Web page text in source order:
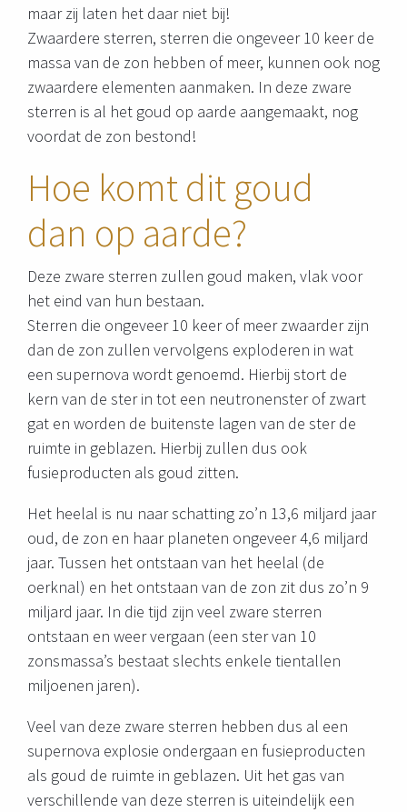
maar zij laten het daar niet bij!
Zwaardere sterren, sterren die ongeveer 10 keer de
massa van de zon hebben of meer, kunnen ook nog
zwaardere elementen aanmaken. In deze zware
sterren is al het goud op aarde aangemaakt, nog
voordat de zon bestond!
Hoe komt dit goud
dan op aarde?
Deze zware sterren zullen goud maken, vlak voor
het eind van hun bestaan.
Sterren die ongeveer 10 keer of meer zwaarder zijn
dan de zon zullen vervolgens exploderen in wat
een supernova wordt genoemd. Hierbij stort de
kern van de ster in tot een neutronenster of zwart
gat en worden de buitenste lagen van de ster de
ruimte in geblazen. Hierbij zullen dus ook
fusieproducten als goud zitten.
Het heelal is nu naar schatting zo’n 13,6 miljard jaar
oud, de zon en haar planeten ongeveer 4,6 miljard
jaar. Tussen het ontstaan van het heelal (de
oerknal) en het ontstaan van de zon zit dus zo’n 9
miljard jaar. In die tijd zijn veel zware sterren
ontstaan en weer vergaan (een ster van 10
zonsmassa’s bestaat slechts enkele tientallen
miljoenen jaren).
Veel van deze zware sterren hebben dus al een
supernova explosie ondergaan en fusieproducten
als goud de ruimte in geblazen. Uit het gas van
verschillende van deze sterren is uiteindelijk een